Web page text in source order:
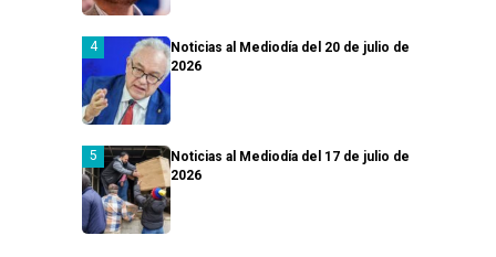
Noticias al Mediodía del 20 de julio de
2026
Noticias al Mediodía del 17 de julio de
2026